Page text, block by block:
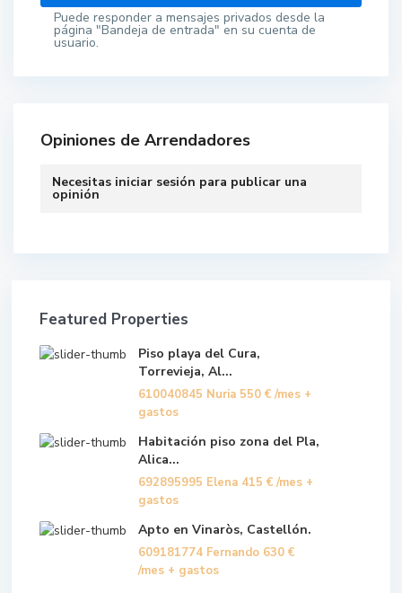
Puede responder a mensajes privados desde la
página "Bandeja de entrada" en su cuenta de
usuario.
Opiniones de Arrendadores
Necesitas iniciar sesión para publicar una
opinión
Featured Properties
Piso playa del Cura,
Torrevieja, Al...
610040845 Nuria 550 € /mes +
gastos
Habitación piso zona del Pla,
Alica...
692895995 Elena 415 € /mes +
gastos
Apto en Vinaròs, Castellón.
609181774 Fernando 630 €
/mes + gastos